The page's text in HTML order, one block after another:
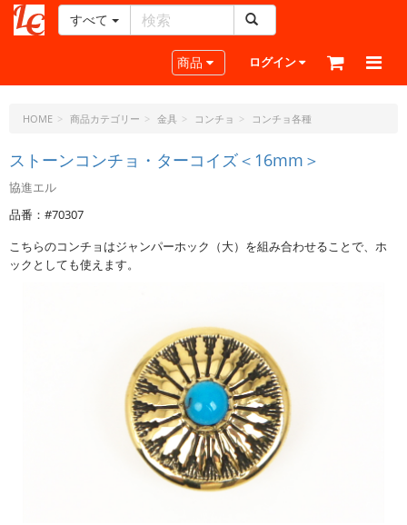
ー
ラ
ト・
ド
ッ
ト・
ェ
ー
すべて
Toggle navigation
商品 ログイン
HOME 商品カテゴリー 金具 コンチョ コンチョ各種
ストーンコンチョ・ターコイズ＜16mm＞
協進エル
品番：#70307
こちらのコンチョはジャンパーホック（大）を組み合わせることで、ホ
ックとしても使えます。